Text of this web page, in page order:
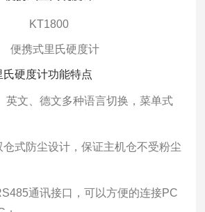
KT1800
硬度计功能特点
英文、德文多种语言切换，菜单式
仓式防尘设计，保证主机仓不受粉尘
通讯接口，可以方便的连接PC